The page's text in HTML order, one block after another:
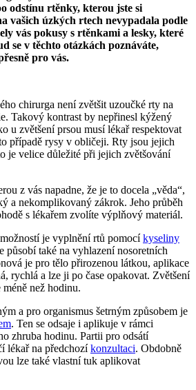
odstínu rtěnky, kterou jste si
vašich úzkých rtech nevypadala podle
vás pokusy s rtěnkami a lesky, které
se v těchto otázkách poznáváte,
pro vás.
chirurga není zvětšit uzoučké rty na
Takový kontrast by nepřinesl kýžený
u zvětšení prsou musí lékař respektovat
případě rysy v obličeji. Rty jsou jejich
je velice důležité při jejich zvětšování
z vás napadne, že je to docela „věda“,
a nekomplikovaný zákrok. Jeho průběh
s lékařem zvolíte výplňový materiál.
je vyplnění rtů pomocíkyseliny
působí také na vyhlazení nosoretních
je pro tělo přirozenou látkou, aplikace
rychlá a lze ji po čase opakovat. Zvětšení
než hodinu.
a pro organismus šetrným způsobem je
. Ten se odsaje i aplikuje v rámci
zhruba hodinu. Partii pro odsátí
lékař na předchozíkonzultaci. Obdobně
lze také vlastní tuk aplikovat